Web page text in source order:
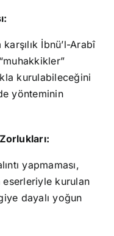
İbnü’l-Arabî
kurulabileceğini
yönteminin
yapmaması,
eserleriyle kurulan
dayalı yoğun